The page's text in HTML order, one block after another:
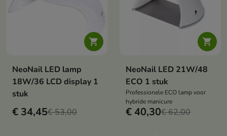

NeoNail LED lamp
18W/36 LCD display 1
stuk
€ 34,45€ 53,00

NeoNail LED 21W/48
ECO 1 stuk
Professionele ECO lamp voor
hybride manicure
€ 40,30€ 62,00